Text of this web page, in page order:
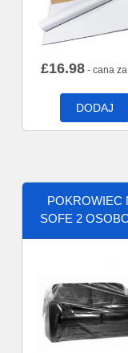
£16.98 - cana
DODAJ
POKROWIEC
SOFE 2